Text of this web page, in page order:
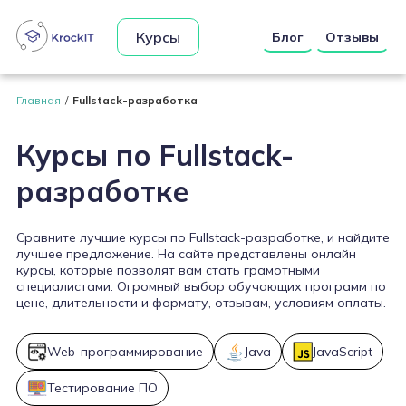
Курсы Блог Отзывы
Главная Fullstack-разработка
Курсы по Fullstack-
разработке
Сравните лучшие курсы по Fullstack-разработке, и найдите
лучшее предложение. На сайте представлены онлайн
курсы, которые позволят вам стать грамотными
специалистами. Огромный выбор обучающих программ по
цене, длительности и формату, отзывам, условиям оплаты.
Web-программирование Java JavaScript
Тестирование ПО